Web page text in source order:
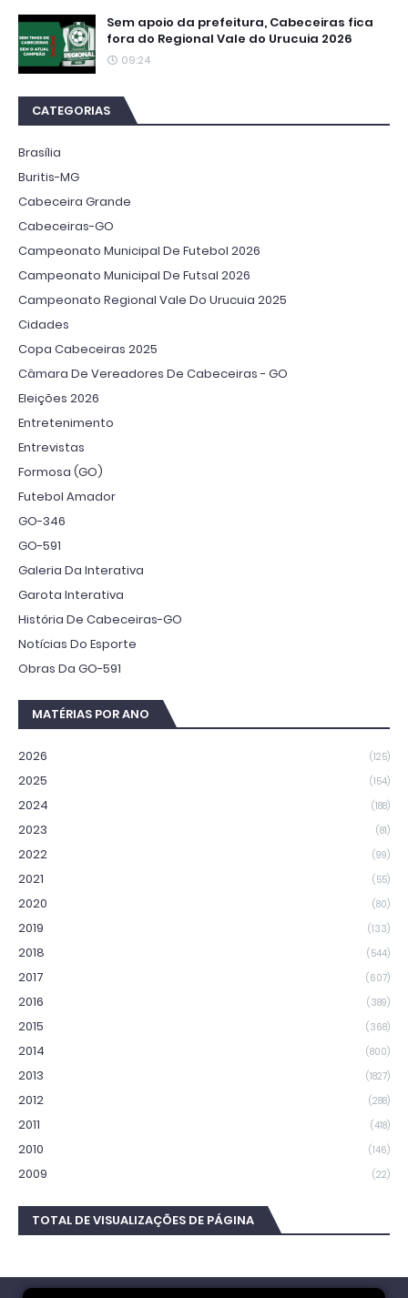
Sem apoio da prefeitura, Cabeceiras fica
fora do Regional Vale do Urucuia 2026
09:24
CATEGORIAS
Brasília
Buritis-MG
Cabeceira Grande
Cabeceiras-GO
Campeonato Municipal De Futebol 2026
Campeonato Municipal De Futsal 2026
Campeonato Regional Vale Do Urucuia 2025
Cidades
Copa Cabeceiras 2025
Câmara De Vereadores De Cabeceiras - GO
Eleições 2026
Entretenimento
Entrevistas
Formosa (GO)
Futebol Amador
GO-346
GO-591
Galeria Da Interativa
Garota Interativa
História De Cabeceiras-GO
Notícias Do Esporte
Obras Da GO-591
MATÉRIAS POR ANO
2026 (125)
2025 (154)
2024 (188)
2023 (81)
2022 (99)
2021 (55)
2020 (80)
2019 (133)
2018 (544)
2017 (607)
2016 (389)
2015 (368)
2014 (800)
2013 (1827)
2012 (288)
2011 (418)
2010 (146)
2009 (22)
TOTAL DE VISUALIZAÇÕES DE PÁGINA